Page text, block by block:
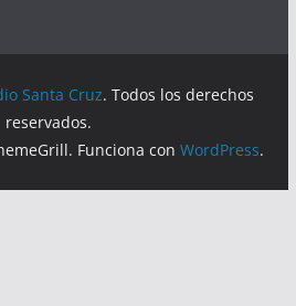
Santa Cruz. Todos los derechos
reservados.
Funciona conWordPress.